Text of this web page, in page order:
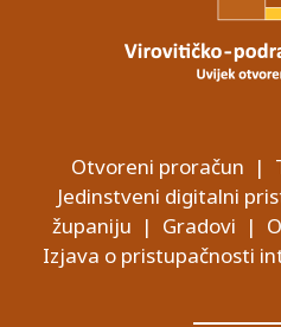
Otvoreni proračun |
Jedinstveni digitalni
županiju | Gradovi |
Izjava o pristupačnosti